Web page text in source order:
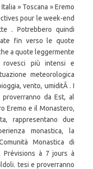
» Toscana » Eremo
pour le week-end
. Potrebbero quindi
fin verso le quote
a quote leggermente
rovesci più intensi e
meteorologica
vento, umiditÃ . I
da Est, al
Eremo e il Monastero,
rappresentano due
monastica, la
Monastica di
Prévisions à 7 jours à
tesi e proverranno